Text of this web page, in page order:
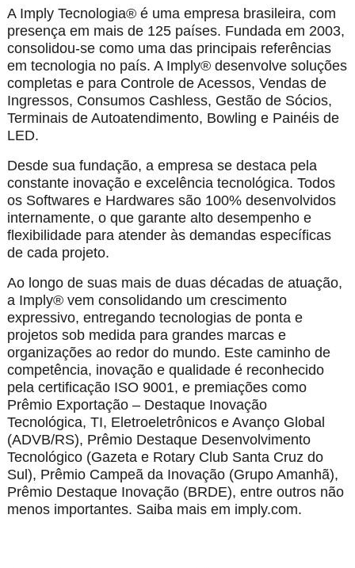
A Imply Tecnologia® é uma empresa brasileira, com
presença em mais de 125 países. Fundada em 2003,
consolidou-se como uma das principais referências
em tecnologia no país. A Imply® desenvolve soluções
completas e para Controle de Acessos, Vendas de
Ingressos, Consumos Cashless, Gestão de Sócios,
Terminais de Autoatendimento, Bowling e Painéis de
LED.
Desde sua fundação, a empresa se destaca pela
constante inovação e excelência tecnológica. Todos
os Softwares e Hardwares são 100% desenvolvidos
internamente, o que garante alto desempenho e
flexibilidade para atender às demandas específicas
de cada projeto.
Ao longo de suas mais de duas décadas de atuação,
a Imply® vem consolidando um crescimento
expressivo, entregando tecnologias de ponta e
projetos sob medida para grandes marcas e
organizações ao redor do mundo. Este caminho de
competência, inovação e qualidade é reconhecido
pela certificação ISO 9001, e premiações como
Prêmio Exportação – Destaque Inovação
Tecnológica, TI, Eletroeletrônicos e Avanço Global
(ADVB/RS), Prêmio Destaque Desenvolvimento
Tecnológico (Gazeta e Rotary Club Santa Cruz do
Sul), Prêmio Campeã da Inovação (Grupo Amanhã),
Prêmio Destaque Inovação (BRDE), entre outros não
menos importantes. Saiba mais em imply.com.